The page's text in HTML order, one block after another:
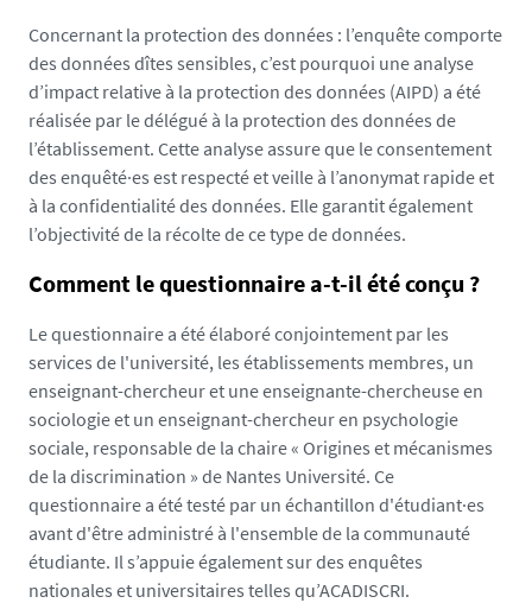
0
0
x
4
8
0
p
x
_
7
6
8
8
1
4
2
7
2
7
Concernant la protection des données : l’enquête comporte
des données dîtes sensibles, c’est pourquoi une analyse
d’impact relative à la protection des données (AIPD) a été
réalisée par le délégué à la protection des données de
l’établissement. Cette analyse assure que le consentement
des enquêté·es est respecté et veille à l’anonymat rapide et
à la confidentialité des données. Elle garantit également
l’objectivité de la récolte de ce type de données.
Comment le questionnaire a-t-il été conçu ?
Le questionnaire a été élaboré conjointement par les
services de l'université, les établissements membres, un
enseignant-chercheur et une enseignante-chercheuse en
sociologie et un enseignant-chercheur en psychologie
sociale, responsable de la chaire « Origines et mécanismes
de la discrimination » de Nantes Université. Ce
questionnaire a été testé par un échantillon d'étudiant·es
avant d'être administré à l'ensemble de la communauté
étudiante. Il s’appuie également sur des enquêtes
nationales et universitaires telles qu’ACADISCRI.